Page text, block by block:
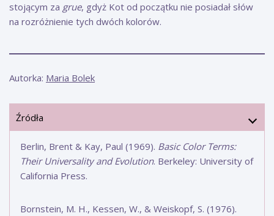
stojącym za grue, gdyż Kot od początku nie posiadał słów
na rozróżnienie tych dwóch kolorów.
Autorka: Maria Bolek
Źródła
Berlin, Brent & Kay, Paul (1969). Basic Color Terms:
Their Universality and Evolution. Berkeley: University of
California Press.
Bornstein, M. H., Kessen, W., & Weiskopf, S. (1976).